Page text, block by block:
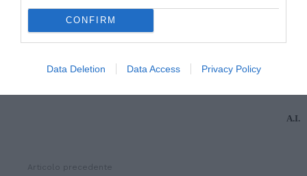
CONFIRM
Data Deletion Data Access Privacy Policy
Corte di Cassazione, ma nel frattempo il mio
assistito avrebbe dovuto tornare in Albania,
A.I.
Articolo precedente